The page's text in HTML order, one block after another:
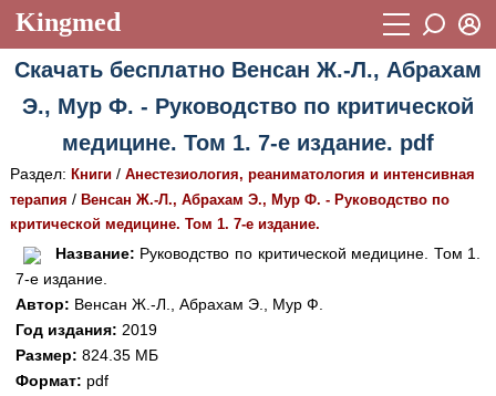
Kingmed
Учебный материал
Видеогалерея 899
Истории болезней 1268
Лекции и презентации 2474
Аккредитационные тесты
Методические рекомендации
Научно-популярное
Восстановить пароль
Регистрация
Скачать бесплатно Венсан Ж.-Л., Абрахам
Э., Мур Ф. - Руководство по критической
медицине. Том 1. 7-е издание. pdf
Раздел: Книги/ Анестезиология, реаниматология и интенсивная
терапия / Венсан Ж.-Л., Абрахам Э., Мур Ф. - Руководство по
критической медицине. Том 1. 7-е издание.
Название: Руководство по критической медицине. Том 1.
7-е издание.
Автор: Венсан Ж.-Л., Абрахам Э., Мур Ф.
Год издания: 2019
Размер: 824.35 МБ
Формат: pdf